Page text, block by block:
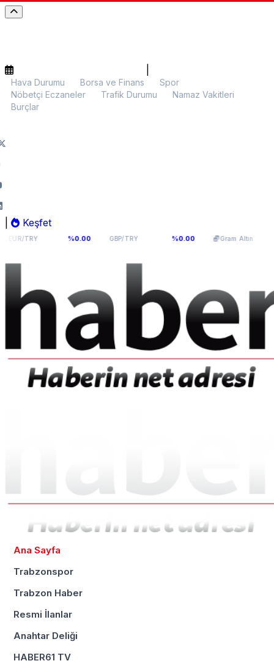
Hava Durumu Borsa ve Finans
Spor
Nöbetçi Eczaneler
Trafik Durumu
Namaz Vakitleri
Burçlar
Keşfet
%0.00 GBP/TRY 64,0893 %0.00 Gram Altın 5.952,19 %0.02
Ana Sayfa
Trabzonspor
Trabzon Haber
Resmi İlanlar
Anahtar Deliği
HABER61 TV